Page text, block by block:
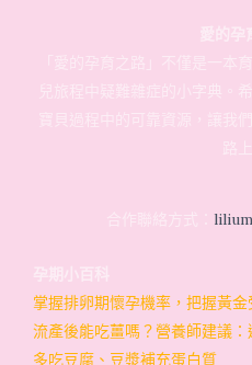
掌握排卵期懷孕機率，把握黃金
流產後能吃薑嗎？營養師建議
多吃豆腐、豆漿補充蛋白質